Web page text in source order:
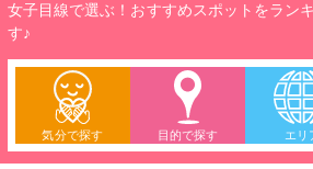
女子目線で選ぶ！おすすめスポットをラン
す♪
気分で探す 目的で探す エリ